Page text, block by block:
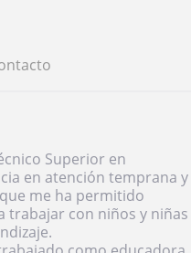
Superior en
en atención temprana y
me ha permitido
trabajar con niños y niñas